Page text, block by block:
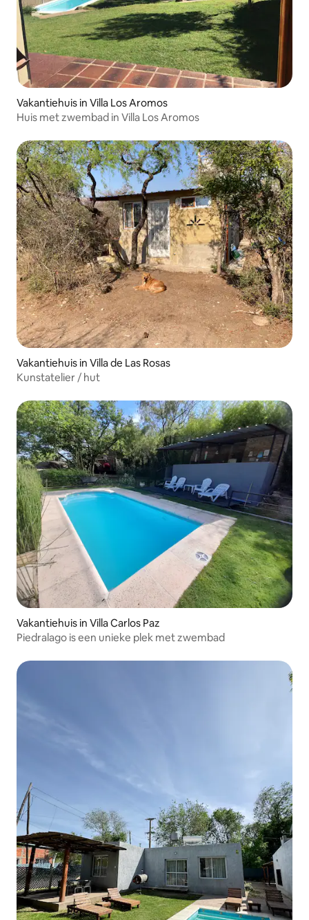
Vakantiehuis in Villa Los Aromos
Huis met zwembad in Villa Los Aromos
Vakantiehuis in Villa de Las Rosas
Kunstatelier / hut
Vakantiehuis in Villa Carlos Paz
Piedralago is een unieke plek met zwembad